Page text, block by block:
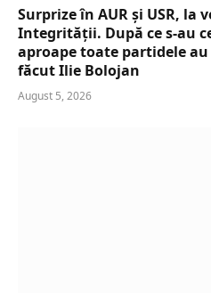
Surprize în AUR și USR, la
Integrității. După ce s-au
aproape toate partidele au
făcut Ilie Bolojan
August 5, 2026